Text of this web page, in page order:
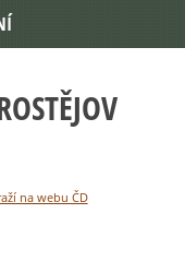
na webu ČD